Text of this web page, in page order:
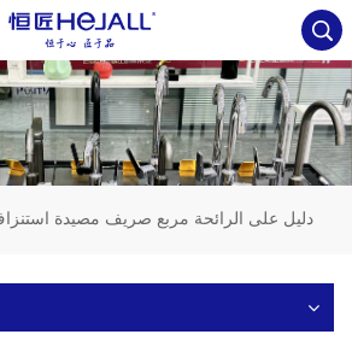
دليل على الرائحة مربع صريف مصيدة